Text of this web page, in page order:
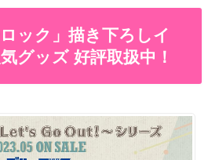
ック」描き下ろしイ
グッズ 好評取扱中！